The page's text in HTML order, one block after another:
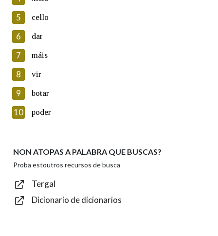
Lin e acepto as condicións da política de
Introduce o código que aparece na imaxe:
Texto de verificación
Enviar
5 cello
6 dar
7 máis
8 vir
9 botar
10 poder
NON ATOPAS A PALABRA QUE BUSCAS?
Proba estoutros recursos de busca
Tergal
Dicionario de dicionarios